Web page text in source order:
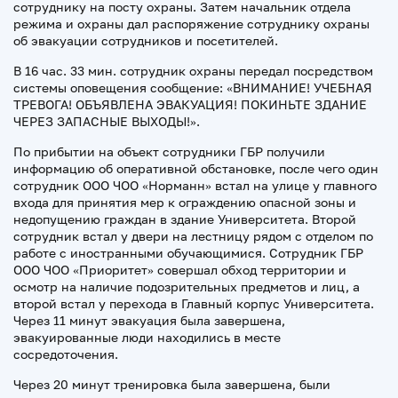
сотруднику на посту охраны. Затем начальник отдела
режима и охраны дал распоряжение сотруднику охраны
об эвакуации сотрудников и посетителей.
В 16 час. 33 мин. сотрудник охраны передал посредством
системы оповещения сообщение: «ВНИМАНИЕ! УЧЕБНАЯ
ТРЕВОГА! ОБЪЯВЛЕНА ЭВАКУАЦИЯ! ПОКИНЬТЕ ЗДАНИЕ
ЧЕРЕЗ ЗАПАСНЫЕ ВЫХОДЫ!».
По прибытии на объект сотрудники ГБР получили
информацию об оперативной обстановке, после чего один
сотрудник ООО ЧОО «Норманн» встал на улице у главного
входа для принятия мер к ограждению опасной зоны и
недопущению граждан в здание Университета. Второй
сотрудник встал у двери на лестницу рядом с отделом по
работе с иностранными обучающимися. Сотрудник ГБР
ООО ЧОО «Приоритет» совершал обход территории и
осмотр на наличие подозрительных предметов и лиц, а
второй встал у перехода в Главный корпус Университета.
Через 11 минут эвакуация была завершена,
эвакуированные люди находились в месте
сосредоточения.
Через 20 минут тренировка была завершена, были